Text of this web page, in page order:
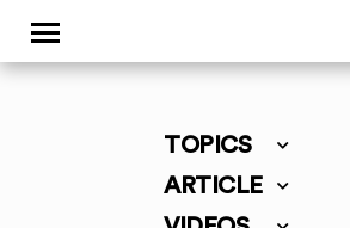
TOPICS
ARTICLE